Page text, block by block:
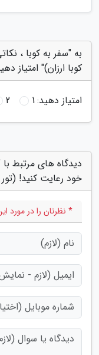
به "سفر به کوبا ،
کوبا ارزان)" امتیاز
امتیاز دهید:1
2
دیدگاه های مرتبط
خود رعایت کنید! (تور
* نظرتان را در مورد